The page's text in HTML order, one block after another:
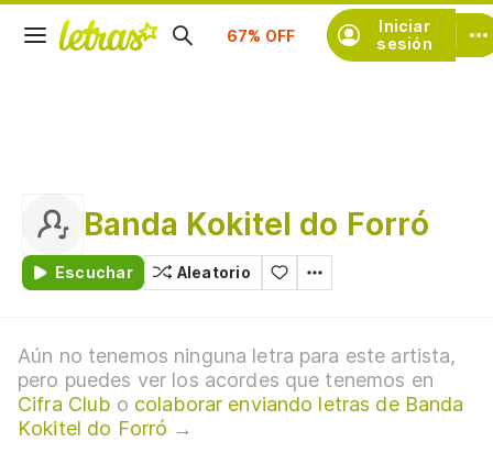
Iniciar
sesión
Suscríbete
Banda Kokitel do Forró
Escuchar Aleatorio
Aún no tenemos ninguna letra para este artista,
pero puedes ver los acordes que tenemos en
Cifra Club o colaborar enviando letras de Banda
Kokitel do Forró →